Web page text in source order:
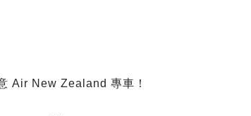
Air New Zealand 專車！